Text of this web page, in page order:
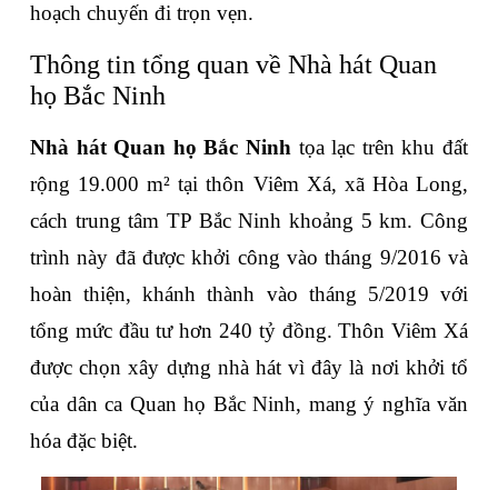
hoạch chuyến đi trọn vẹn.
Thông tin tổng quan về Nhà hát Quan
họ Bắc Ninh
Nhà hát Quan họ Bắc Ninh tọa lạc trên khu đất
rộng 19.000 m² tại thôn Viêm Xá, xã Hòa Long,
cách trung tâm TP Bắc Ninh khoảng 5 km. Công
trình này đã được khởi công vào tháng 9/2016 và
hoàn thiện, khánh thành vào tháng 5/2019 với
tổng mức đầu tư hơn 240 tỷ đồng. Thôn Viêm Xá
được chọn xây dựng nhà hát vì đây là nơi khởi tổ
của dân ca Quan họ Bắc Ninh, mang ý nghĩa văn
hóa đặc biệt.